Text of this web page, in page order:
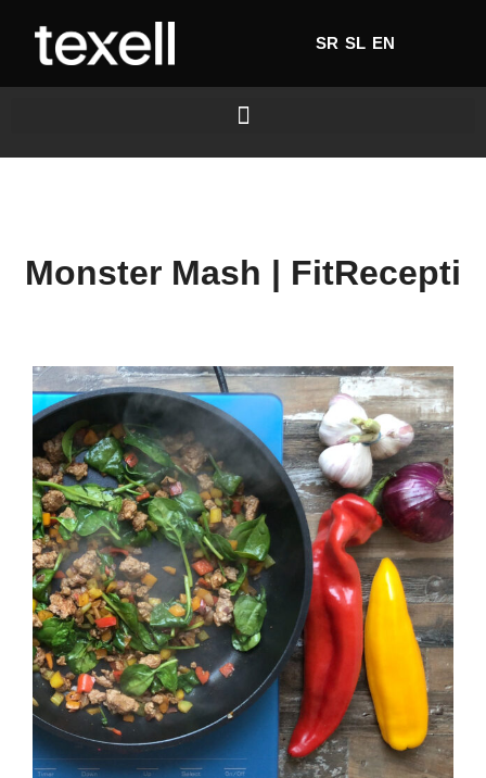
SR SL EN
Monster Mash | FitRecepti